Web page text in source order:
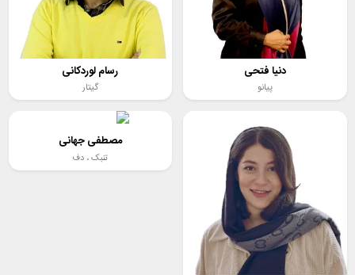
دنیا فتحی
پیانو
رسام لوردکانی
گیتار
مصطفی جهانی
تنبک ، دف